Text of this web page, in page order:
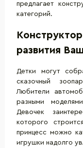
предлагает
категорий.
развития
Детки могут
сказочный
Любители
разными
Девочек
которого
принцесс можно
игрушки надолго